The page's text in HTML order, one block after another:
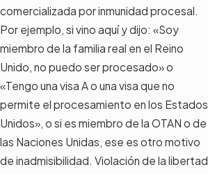
comercializada por inmunidad procesal.
Por ejemplo, si vino aquí y dijo: «Soy
miembro de la familia real en el Reino
Unido, no puedo ser procesado» o
«Tengo una visa A o una visa que no
permite el procesamiento en los Estados
Unidos», o si es miembro de la OTAN o de
las Naciones Unidas, ese es otro motivo
de inadmisibilidad. Violación de la libertad